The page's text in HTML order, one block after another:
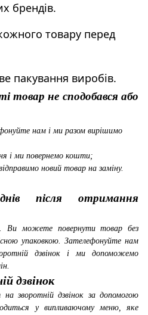
брендів.
товару перед
пакування виробів.
товар не сподобався або
нам і ми разом вирішимо
і ми повернемо кошти;
новий товар на заміну.
після отримання
Ви можете повернути товар без
упаковкою. Зателефонуйте нам
дзвінок і ми допоможемо
дзвінок
зворотній дзвінок за допомогою
у випливаючому меню, яке